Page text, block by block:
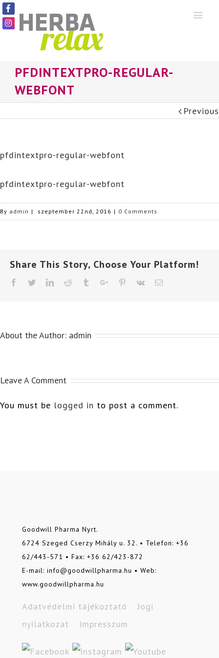
PFDINTEXTPRO-REGULAR-
WEBFONT
Previous
pfdintextpro-regular-webfont
pfdintextpro-regular-webfont
By admin | szeptember 22nd, 2016 | 0 Comments
Share This Story, Choose Your Platform!
Facebook
TwitterLinkedin
Reddit TumblrGoogle+Pinterest
Vk
About the Author: admin
Leave A Comment
You must be logged in to post a comment.
Goodwill Pharma Nyrt.
6724 Szeged Cserzy Mihály u. 32. • Telefon: +36
62/443-571 • Fax: +36 62/423-872
E-mail: info@goodwillpharma.hu • Web:
www.goodwillpharma.hu
Adatvédelmi tájékoztató
Jogi
nyilatkozat
Impresszum